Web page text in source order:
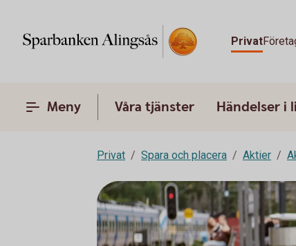
Privat
Meny Våra tjänster Händelser i
Privat Spara och placera Aktier